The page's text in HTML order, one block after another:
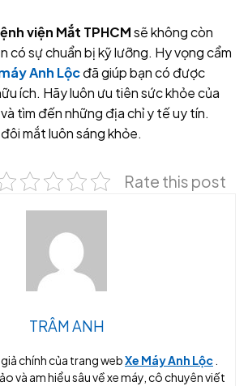
viện Mắt TPHCMsẽ không còn
có sự chuẩn bị kỹ lưỡng. Hy vọng cẩm
Anh Lộcđã giúp bạn có được
ích. Hãy luôn ưu tiên sức khỏe của
tìm đến những địa chỉ y tế uy tín.
mắt luôn sáng khỏe.
Rate this post
TRÂM ANH
chính của trang webXe Máy Anh Lộc
và am hiểu sâu về xe máy, cô chuyên viết